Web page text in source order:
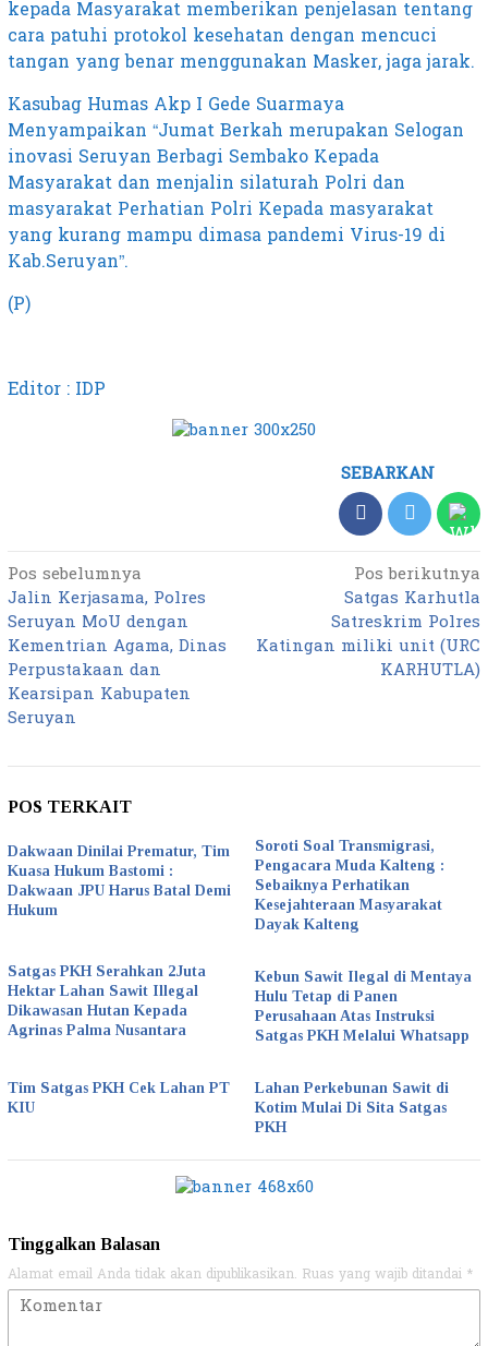
kepada Masyarakat memberikan penjelasan tentang
cara patuhi protokol kesehatan dengan mencuci
tangan yang benar menggunakan Masker, jaga jarak.
Kasubag Humas Akp I Gede Suarmaya
Menyampaikan “Jumat Berkah merupakan Selogan
inovasi Seruyan Berbagi Sembako Kepada
Masyarakat dan menjalin silaturah Polri dan
masyarakat Perhatian Polri Kepada masyarakat
yang kurang mampu dimasa pandemi Virus-19 di
Kab.Seruyan”.
(P)
Editor : IDP
SEBARKAN
Navigasi
pos
Pos sebelumnya
Jalin Kerjasama, Polres
Seruyan MoU dengan
Kementrian Agama, Dinas
Perpustakaan dan
Kearsipan Kabupaten
Seruyan
Pos berikutnya
Satgas Karhutla
Satreskrim Polres
Katingan miliki unit (URC
KARHUTLA)
POS TERKAIT
Dakwaan Dinilai Prematur, Tim
Kuasa Hukum Bastomi :
Dakwaan JPU Harus Batal Demi
Hukum
Soroti Soal Transmigrasi,
Pengacara Muda Kalteng :
Sebaiknya Perhatikan
Kesejahteraan Masyarakat
Dayak Kalteng
Satgas PKH Serahkan 2Juta
Hektar Lahan Sawit Illegal
Dikawasan Hutan Kepada
Agrinas Palma Nusantara
Kebun Sawit Ilegal di Mentaya
Hulu Tetap di Panen
Perusahaan Atas Instruksi
Satgas PKH Melalui Whatsapp
Tim Satgas PKH Cek Lahan PT
KIU
Lahan Perkebunan Sawit di
Kotim Mulai Di Sita Satgas
PKH
Tinggalkan Balasan
Alamat email Anda tidak akan dipublikasikan. Ruas yang wajib ditandai *